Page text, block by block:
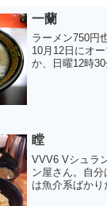
一蘭
ラーメン750円
10月12日にオ
か、日曜12時
瞠
VVV6 Vシュラ
ン屋さん。自
は魚介系ばかり